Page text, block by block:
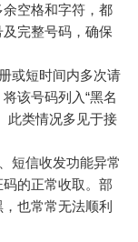
空格和字符，都
完整号码，确保
或短时间内多次请
该号码列入“黑名
此类情况多见于接
短信收发功能异常
的正常收取。部
也常常无法顺利